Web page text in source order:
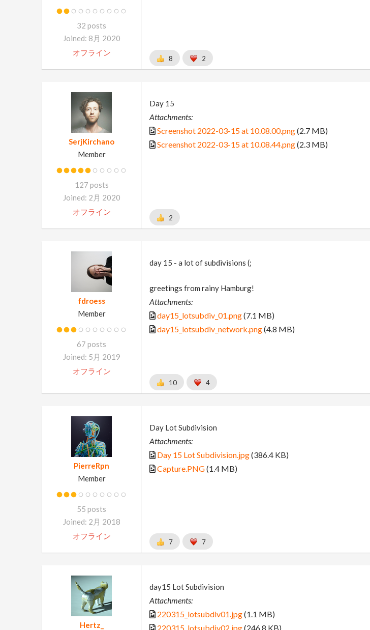
32 posts
Joined: 8月 2020
オフライン
8 2
SerjKirchano
Member
127 posts
Joined: 2月 2020
オフライン
Day 15
Attachments:
Screenshot 2022-03-15 at 10.08.00.png(2.7 MB)
Screenshot 2022-03-15 at 10.08.44.png(2.3 MB)
2
fdroess
Member
67 posts
Joined: 5月 2019
オフライン
day 15 - a lot of subdivisions (;
greetings from rainy Hamburg!
Attachments:
day15_lotsubdiv_01.png(7.1 MB)
day15_lotsubdiv_network.png(4.8 MB)
10 4
PierreRpn
Member
55 posts
Joined: 2月 2018
オフライン
Day Lot Subdivision
Attachments:
Day 15 Lot Subdivision.jpg(386.4 KB)
Capture.PNG(1.4 MB)
7 7
Hertz_
day15 Lot Subdivision
Attachments:
220315_lotsubdiv01.jpg(1.1 MB)
220315_lotsubdiv02.jpg(246.8 KB)